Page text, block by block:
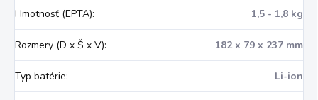
Hmotnosť (EPTA): 1,5 - 1,8 kg
Rozmery (D x Š x V): 182 x 79 x 237 mm
Typ batérie: Li-ion